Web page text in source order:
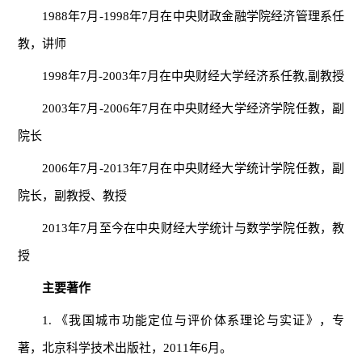
1988年7月-1998年7月在中央财政金融学院经济管理系任
教，讲师
1998年7月-2003年7月在中央财经大学经济系任教,副教授
2003年7月-2006年7月在中央财经大学经济学院任教，副
院长
2006年7月-2013年7月在中央财经大学统计学院任教，副
院长，副教授、教授
2013年7月至今在中央财经大学统计与数学学院任教，教
授
主要著作
1. 《我国城市功能定位与评价体系理论与实证》，专
著，北京科学技术出版社，2011年6月。